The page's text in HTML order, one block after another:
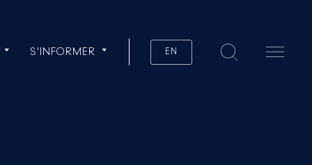
S'INFORMER EN